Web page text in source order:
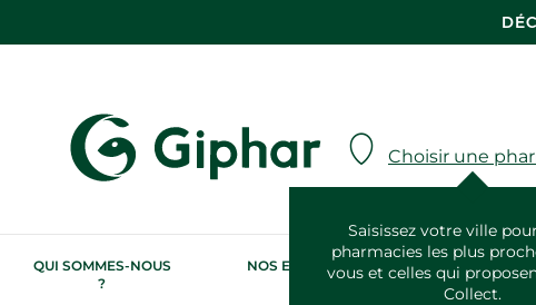
Choisir une
Saisissez votre ville
pharmacies les plus
vous et celles qui
Collect.
QUI SOMMES-NOUS
?
NOS ENGAGEMENTS
RSE
NOS